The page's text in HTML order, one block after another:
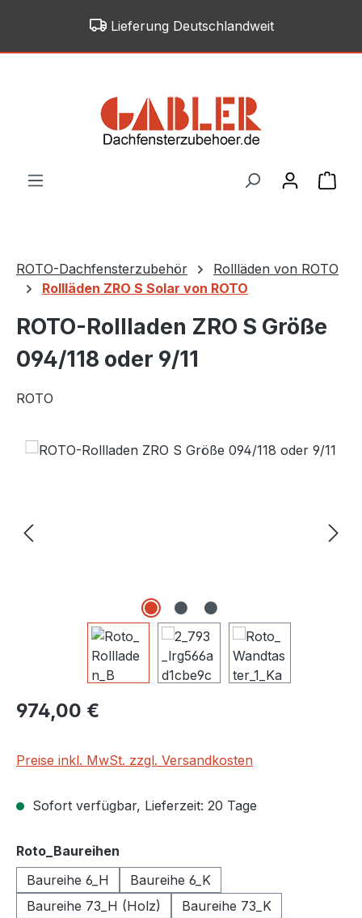
Zum Hauptinhalt springenLieferung Deutschlandweit
ROTO-Dachfensterzubehör
Rollläden von ROTO
Rollläden ZRO S Solar von ROTO
ROTO-Rollladen ZRO S Größe
094/118 oder 9/11
ROTO
Bildergalerie überspringen
Regulärer Preis:
974,00 €
Preise inkl. MwSt. zzgl. Versandkosten
Sofort verfügbar, Lieferzeit: 20 Tage
Roto_Baureihen
Baureihe 6_H
Baureihe 6_K
Baureihe 73_H (Holz)
Baureihe 73_K